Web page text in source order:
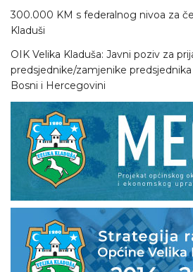
300.000 KM s federalnog nivoa za
Kladuši
OIK Velika Kladuša: Javni poziv za
predsjednike/zamjenike
Bosni i Hercegovini